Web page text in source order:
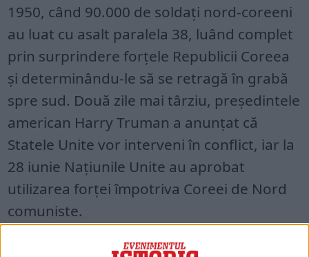
1950, când 90.000 de soldați nord-coreeni
au luat cu asalt paralela 38, luând complet
prin surprindere forțele Republicii Coreea
și determinându-le să se retragă în grabă
spre sud. Două zile mai târziu, președintele
american Harry Truman a anunțat că
Statele Unite vor interveni în conflict, iar la
28 iunie Națiunile Unite au aprobat
utilizarea forței împotriva Coreei de Nord
comuniste.
La 30 iunie, Truman a fost de acord să